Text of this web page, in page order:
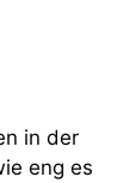
in der
eng es